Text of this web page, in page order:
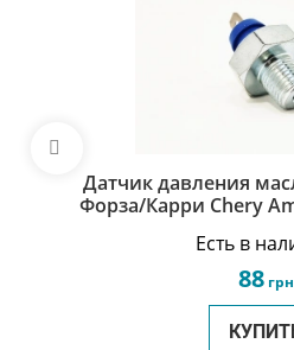
Датчик давления
Форза/Карри Chery
Есть в
88грн